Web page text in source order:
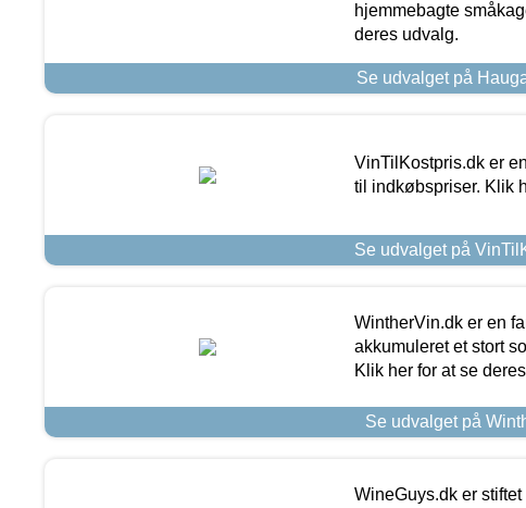
hjemmebagte
deres udvalg.
Se udvalget på
VinTilKostpris.dk er
til indkøbspriser. Klik
Se udvalget på
WintherVin.dk er en
akkumuleret et stort
Klik her for at se
Se udvalget på
WineGuys.dk er